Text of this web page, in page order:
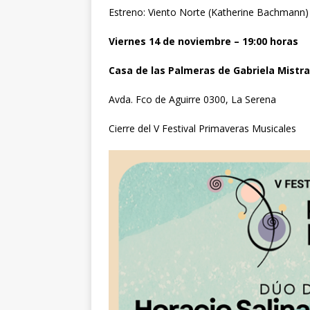
Estreno: Viento Norte (Katherine Bachmann)
Viernes 14 de noviembre – 19:00 horas
Casa de las Palmeras de Gabriela
Avda. Fco de Aguirre 0300, La Serena
Cierre del V Festival Primaveras Musicales